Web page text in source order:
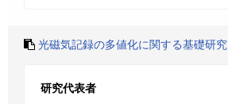
光磁気記録の多値化に関する基礎研究
研究代表者